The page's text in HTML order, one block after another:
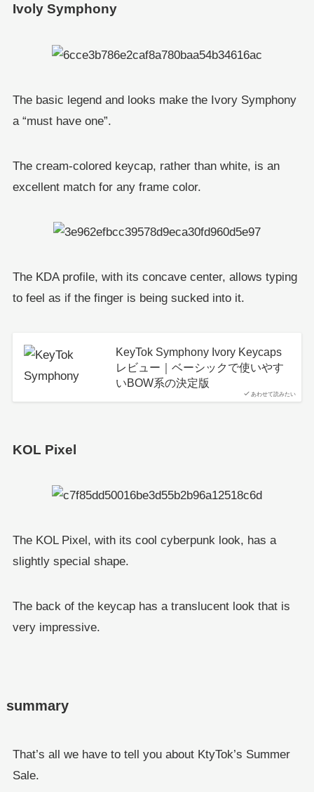
Ivoly Symphony
The basic legend and looks make the Ivory Symphony
a “must have one”.
The cream-colored keycap, rather than white, is an
excellent match for any frame color.
The KDA profile, with its concave center, allows typing
to feel as if the finger is being sucked into it.
あわせて読みたい
KeyTok Symphony Ivory Keycaps
レビュー｜ベーシックで使いやす
いBOW系の決定版
KOL Pixel
The KOL Pixel, with its cool cyberpunk look, has a
slightly special shape.
The back of the keycap has a translucent look that is
very impressive.
summary
That’s all we have to tell you about KtyTok’s Summer
Sale.